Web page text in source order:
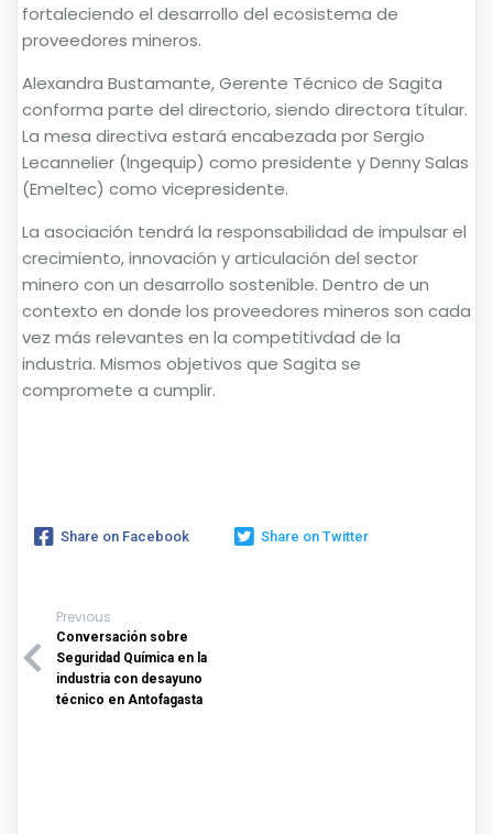
fortaleciendo el desarrollo del ecosistema de
proveedores mineros.
Alexandra Bustamante, Gerente Técnico de Sagita
conforma parte del directorio, siendo directora títular.
La mesa directiva estará encabezada por Sergio
Lecannelier (Ingequip) como presidente y Denny Salas
(Emeltec) como vicepresidente.
La asociación tendrá la responsabilidad de impulsar el
crecimiento, innovación y articulación del sector
minero con un desarrollo sostenible. Dentro de un
contexto en donde los proveedores mineros son cada
vez más relevantes en la competitivdad de la
industria. Mismos objetivos que Sagita se
compromete a cumplir.
Share on Facebook Share on Twitter
Previous
Conversación sobre
Seguridad Química en la
industria con desayuno
técnico en Antofagasta